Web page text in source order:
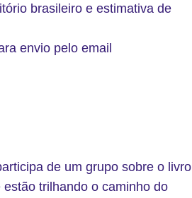
brasileiro e estimativa de
envio pelo email
de um grupo sobre o livro
trilhando o caminho do